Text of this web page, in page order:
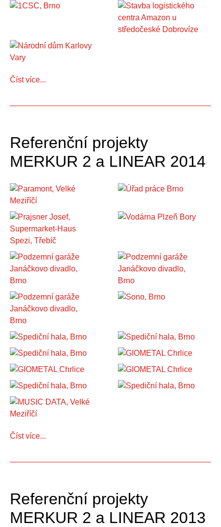
Číst více...
Referenční projekty
MERKUR 2 a LINEAR 2014
Číst více...
Referenční projekty
MERKUR 2 a LINEAR 2013